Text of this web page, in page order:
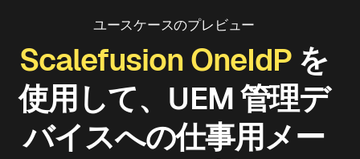
ユースケースのプレビュー
Scalefusion OneIdPを
使用して、UEM 管理デ
バイスへの仕事用メー